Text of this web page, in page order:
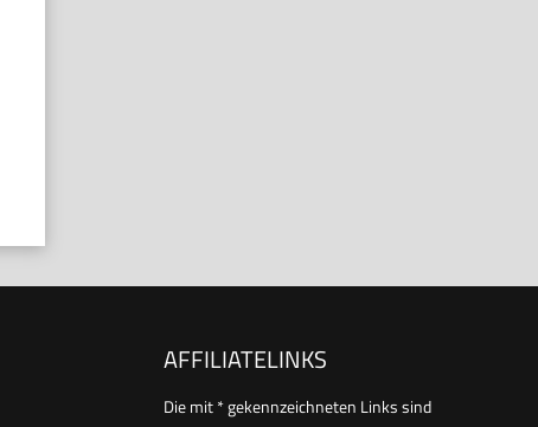
AFFILIATELINKS
Die mit * gekennzeichneten Links sind